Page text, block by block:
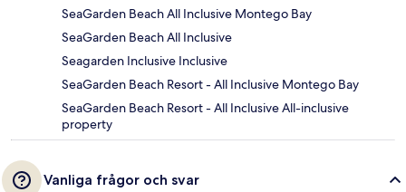
SeaGarden Beach All Inclusive Montego Bay
SeaGarden Beach All Inclusive
Seagarden Inclusive Inclusive
SeaGarden Beach Resort - All Inclusive Montego Bay
SeaGarden Beach Resort - All Inclusive All-inclusive
property
Vanliga frågor och svar